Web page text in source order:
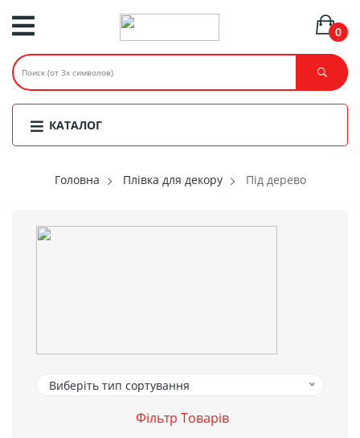
0
КАТАЛОГ
Головнa Плівка для декору Під дерево
Виберіть тип сортування
Фільтр Товарів